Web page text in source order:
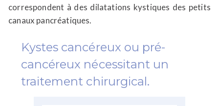
correspondent à des dilatations kystiques des petits
canaux pancréatiques.
Kystes cancéreux ou pré-
cancéreux nécessitant un
traitement chirurgical.